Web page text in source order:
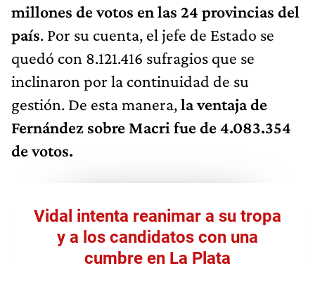
millones de votos en las 24 provincias del
país. Por su cuenta, el jefe de Estado se
quedó con 8.121.416 sufragios que se
inclinaron por la continuidad de su
gestión. De esta manera,la ventaja de
Fernández sobre Macri fue de 4.083.354
de votos.
Vidal intenta reanimar a su tropa
y a los candidatos con una
cumbre en La Plata